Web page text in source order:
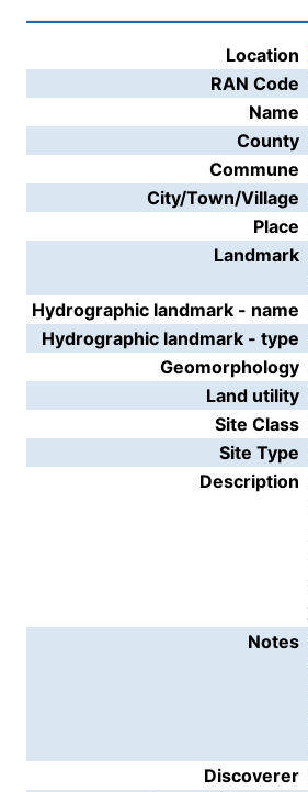
Location
RAN Code
Name
County
Commune
City/Town/Village
Place
Landmark
Hydrographic landmark - name
Hydrographic landmark - type
Geomorphology
Land utility
Site Class
Site Type
Description
Notes
Discoverer